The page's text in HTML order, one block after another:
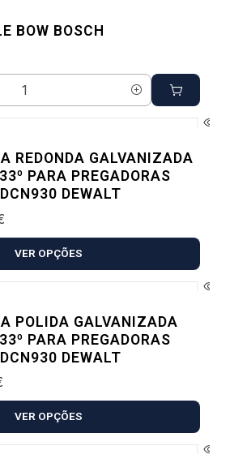
BOW BOSCH
REDONDA GALVANIZADA
PARA PREGADORAS
DEWALT
VER OPÇÕES
POLIDA GALVANIZADA
PARA PREGADORAS
DEWALT
VER OPÇÕES